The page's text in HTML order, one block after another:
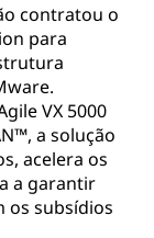
contratou o
para
VX 5000
a solução
acelera os
a garantir
os subsídios